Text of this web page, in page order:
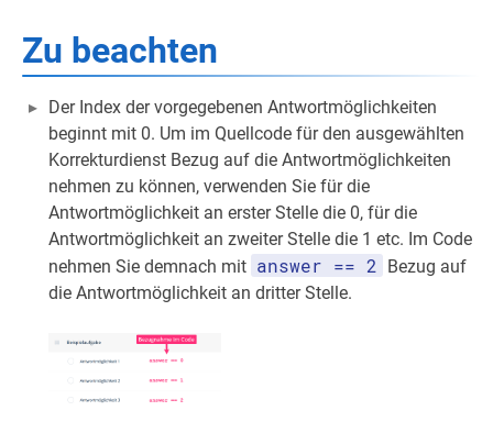
Zu beachten
Der Index der vorgegebenen Antwortmöglichkeiten
beginnt mit 0. Um im Quellcode für den ausgewählten
Korrekturdienst Bezug auf die Antwortmöglichkeiten
nehmen zu können, verwenden Sie für die
Antwortmöglichkeit an erster Stelle die 0, für die
Antwortmöglichkeit an zweiter Stelle die 1 etc. Im Code
nehmen Sie demnach mit answer == 2
Bezug auf
die Antwortmöglichkeit an dritter Stelle.